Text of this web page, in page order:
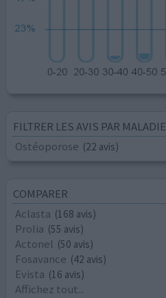
FILTRER LES AVIS PAR MALADIE
Ostéoporose (22 avis)
COMPARER
Aclasta (168 avis)
Prolia (55 avis)
Actonel (50 avis)
Fosavance (42 avis)
Evista (16 avis)
Affichez tout...